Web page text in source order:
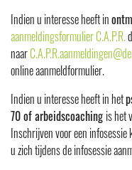
Perron
70
Cliënten
en
Patiënten
rechten
Familie
Indien u interesse heeft in
aanmeldingsformulier C.A.P.R.
naarC.A.P.R.aanmeldingen@
online aanmeldformulier.
Indien u interesse heeft in het
70 of arbeidscoaching is het
Inschrijven voor een
u zich tijdens de infosessie